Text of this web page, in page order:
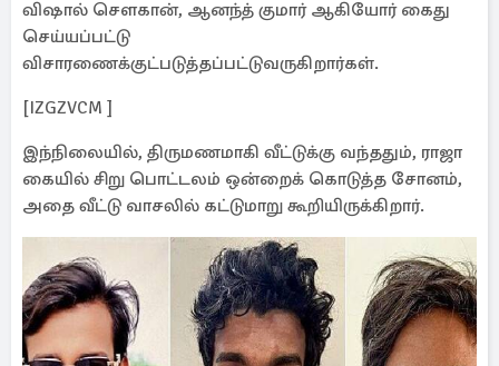
விஷால் சௌகான், ஆனந்த் குமார் ஆகியோர் கைது
செய்யப்பட்டு
விசாரணைக்குட்படுத்தப்பட்டுவருகிறார்கள்.
[IZGZVCM ]
இந்நிலையில், திருமணமாகி வீட்டுக்கு வந்ததும், ராஜா
கையில் சிறு பொட்டலம் ஒன்றைக் கொடுத்த சோனம்,
அதை வீட்டு வாசலில் கட்டுமாறு கூறியிருக்கிறார்.